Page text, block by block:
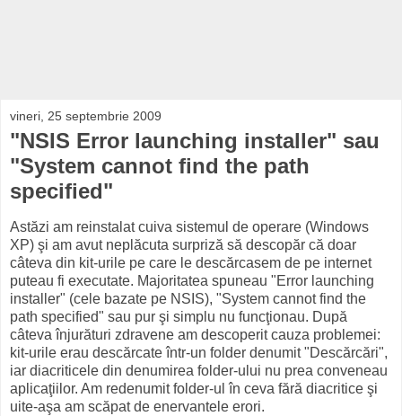
vineri, 25 septembrie 2009
"NSIS Error launching installer" sau
"System cannot find the path
specified"
Astăzi am reinstalat cuiva sistemul de operare (Windows
XP) şi am avut neplăcuta surpriză să descopăr că doar
câteva din kit-urile pe care le descărcasem de pe internet
puteau fi executate. Majoritatea spuneau "Error launching
installer" (cele bazate pe NSIS), "System cannot find the
path specified" sau pur şi simplu nu funcţionau. După
câteva înjurături zdravene am descoperit cauza problemei:
kit-urile erau descărcate într-un folder denumit "Descărcări",
iar diacriticele din denumirea folder-ului nu prea conveneau
aplicaţiilor. Am redenumit folder-ul în ceva fără diacritice şi
uite-aşa am scăpat de enervantele erori.